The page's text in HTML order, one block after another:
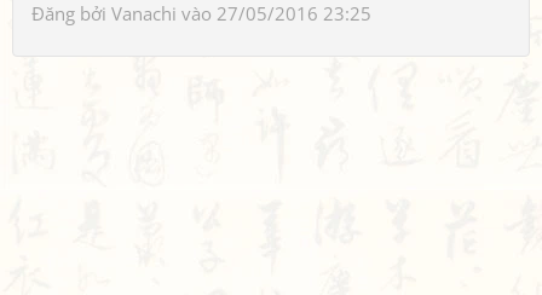
Đăng bởi Vanachi vào 27/05/2016 23:25